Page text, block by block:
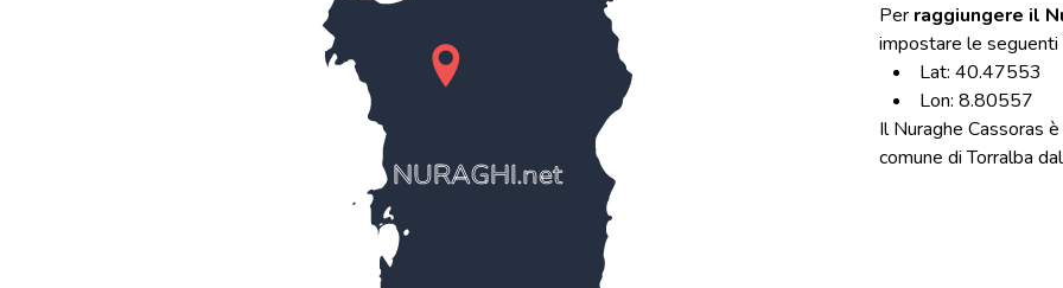
NURAGHI.net
Per raggiungere il
impostare le seguenti
Lat: 40.47553
Lon: 8.80557
Il Nuraghe Cassoras
comune di Torralba